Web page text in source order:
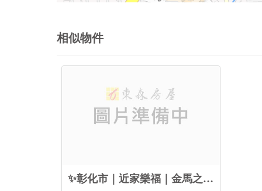
相似物件
✨彰化市｜近家樂福｜金馬之櫻全新2房+車位❤️